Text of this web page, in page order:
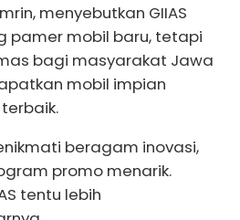
menyebutkan GIIAS
pamer mobil baru, tetapi
bagi masyarakat Jawa
mobil impian
beragam inovasi,
promo menarik.
tentu lebih